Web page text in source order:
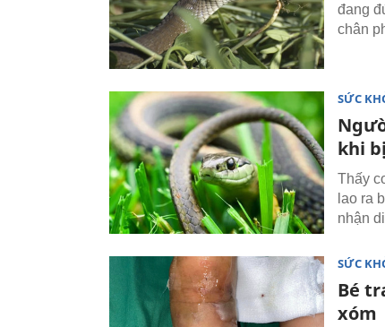
đang
chân
SỨC
khi
Thấy
lao ra
nhận
SỨC
Bé
xóm